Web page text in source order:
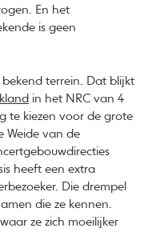
En het
is geen
terrein. Dat blijkt
in het NRC van 4
te kiezen voor de grote
Weide van de
heeft een extra
Die drempel
die ze kennen.
ze zich moeilijker